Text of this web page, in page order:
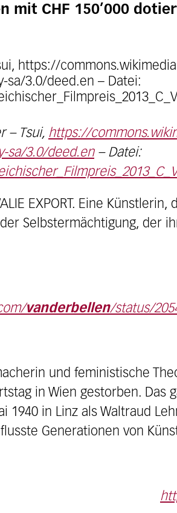
mit CHF 150’000
– Tsui, https://
sa/3.0/deed.en– Datei:
EXPORT. Eine Künstlerin,
Selbstermächtigung, der
vanderbellen/status/
und feministische
in Wien gestorben. Das
1940 in Linz als Waltraud
Generationen von